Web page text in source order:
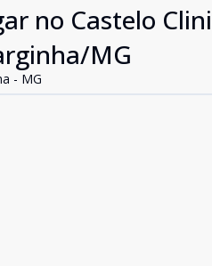
no Castelo
MG
- MG